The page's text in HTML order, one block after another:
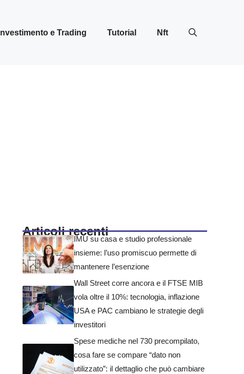
Investimento e Trading Tutorial Nft
Articoli recenti
IMU su casa e studio professionale
insieme: l’uso promiscuo permette di
mantenere l’esenzione
Wall Street corre ancora e il FTSE MIB
vola oltre il 10%: tecnologia, inflazione
USA e PAC cambiano le strategie degli
investitori
Spese mediche nel 730 precompilato,
cosa fare se compare “dato non
utilizzato”: il dettaglio che può cambiare